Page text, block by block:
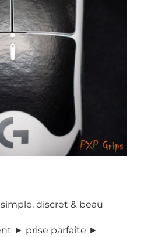
discret & beau
► prise parfaite ►